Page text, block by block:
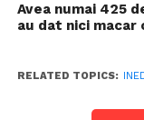
Avea numai 425
au dat nici macar
RELATED TOPICS: